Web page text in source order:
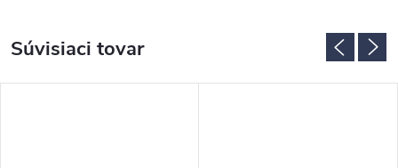
Súvisiaci tovar